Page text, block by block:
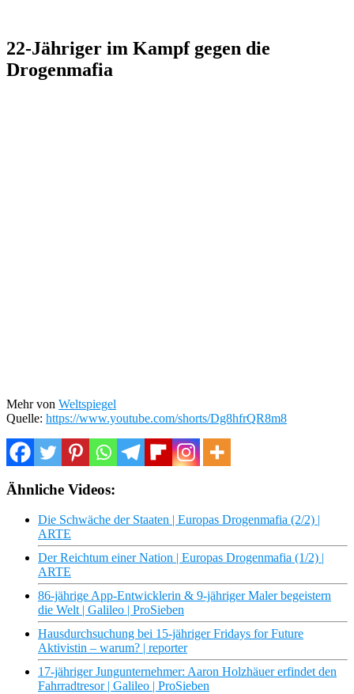
22-Jähriger im Kampf gegen die
Drogenmafia
Mehr von Weltspiegel
Quelle: https://www.youtube.com/shorts/Dg8hfrQR8m8
Ähnliche Videos:
Die Schwäche der Staaten | Europas Drogenmafia (2/2) |
ARTE
Der Reichtum einer Nation | Europas Drogenmafia (1/2) |
ARTE
86-jährige App-Entwicklerin & 9-jähriger Maler begeistern
die Welt | Galileo | ProSieben
Hausdurchsuchung bei 15-jähriger Fridays for Future
Aktivistin – warum? | reporter
17-jähriger Jungunternehmer: Aaron Holzhäuer erfindet den
Fahrradtresor | Galileo | ProSieben